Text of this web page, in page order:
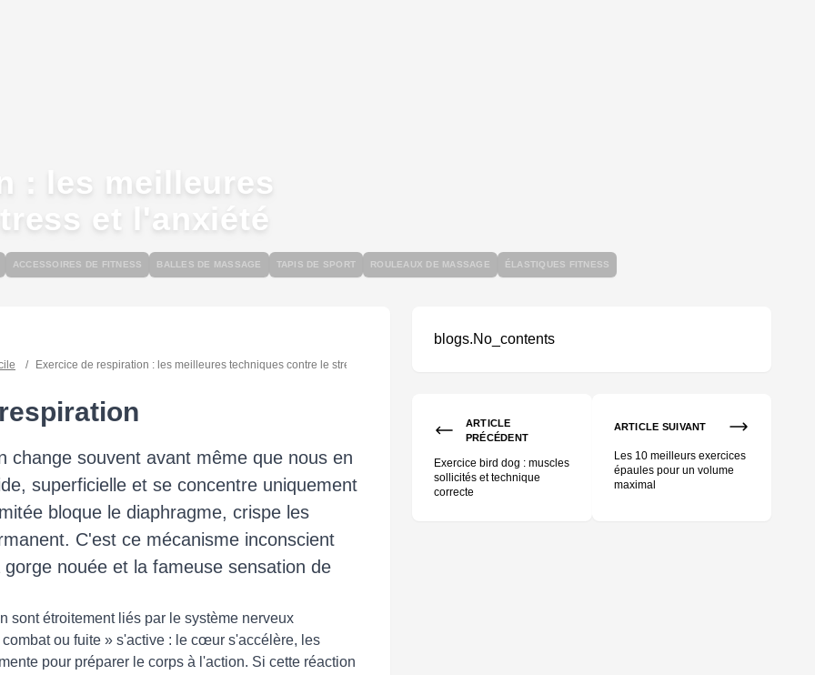
: les meilleures
et l'anxiété
ACCESSOIRES DE FITNESS BALLES DE MASSAGE TAPIS DE SPORT ROULEAUX DE MASSAGE ÉLASTIQUES FITNESS
/ Exercice de respiration : les meilleures techniques contre le stress et l'anxiété
change souvent avant même que nous en
superficielle et se concentre uniquement
bloque le diaphragme, crispe les
C'est ce mécanisme inconscient
nouée et la fameuse sensation de
sont étroitement liés par le système nerveux
ou fuite » s'active : le cœur s'accélère, les
pour préparer le corps à l'action. Si cette réaction
blogs.No_contents
ARTICLE
PRÉCÉDENT
Exercice bird dog : muscles
sollicités et technique
correcte
ARTICLE SUIVANT
Les 10 meilleurs exercices
épaules pour un volume
maximal